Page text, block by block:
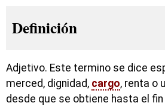
Definición
Adjetivo. Este termino se dice
merced, dignidad, cargo, renta o
desde que se obtiene hasta el fin